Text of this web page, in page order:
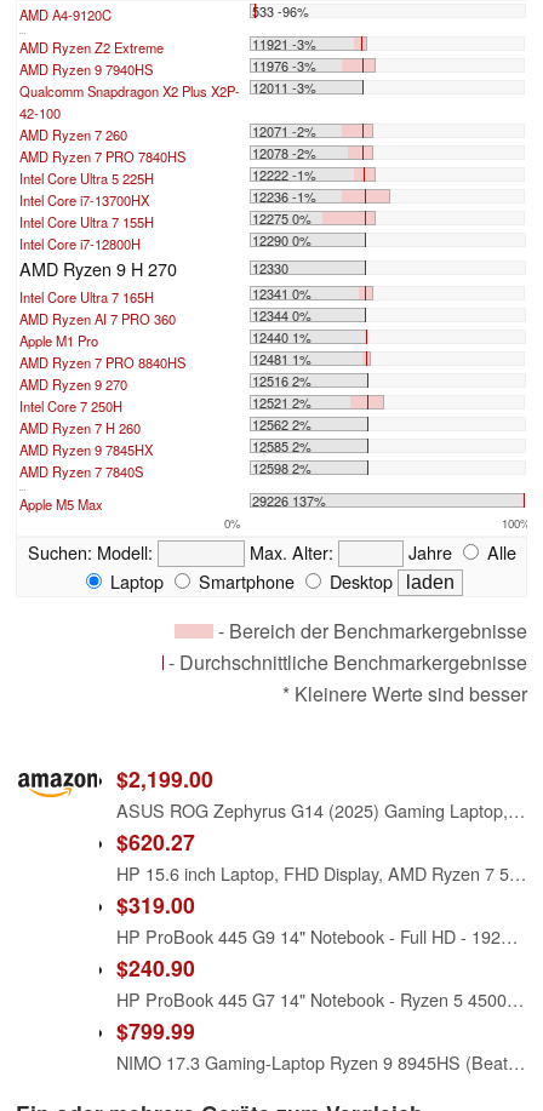
AMD A4-9120C 533 -96%
...
AMD Ryzen Z2 Extreme
11921 -3%
AMD Ryzen 9 7940HS
11976 -3%
Qualcomm Snapdragon X2 Plus X2P-
42-100
12011 -3%
AMD Ryzen 7 260
12071 -2%
AMD Ryzen 7 PRO 7840HS
12078 -2%
Intel Core Ultra 5 225H
12222 -1%
Intel Core i7-13700HX
12236 -1%
Intel Core Ultra 7 155H
12275 0%
Intel Core i7-12800H
12290 0%
AMD Ryzen 9 H 270
12330
Intel Core Ultra 7 165H
12341 0%
AMD Ryzen AI 7 PRO 360
12344 0%
Apple M1 Pro
12440 1%
AMD Ryzen 7 PRO 8840HS
12481 1%
AMD Ryzen 9 270
12516 2%
Intel Core 7 250H
12521 2%
AMD Ryzen 7 H 260
12562 2%
AMD Ryzen 9 7845HX
12585 2%
AMD Ryzen 7 7840S
12598 2%
...
Apple M5 Max 29226 137%
0% 100%
Suchen: Modell: Max. Alter: Jahre
Alle
Laptop
Smartphone Desktop
- Bereich der Benchmarkergebnisse
- Durchschnittliche Benchmarkergebnisse
* Kleinere Werte sind besser
$2,199.00
ASUS ROG Zephyrus G14 (2025) Gaming Laptop, 14" ROG Nebula OLED 3K, RTX 5070, AMD Ryzen 9 270, 32GB RAM, 1TB SSD, Win 11 H, Eclipse Gray, GA403UP-CS96
$620.27
HP 15.6 inch Laptop, FHD Display, AMD Ryzen 7 5825U, 8 GB RAM, 512 GB SSD, AMD Radeon Graphics, Windows 11 Home, Natural Silver, 15-fc0502nr
$319.00
HP ProBook 445 G9 14" Notebook - Full HD - 1920 x 1080 - AMD Ryzen 5 5625U Hexa-core (6 Core) - 16 GB Total RAM - 256 GB SSD - Silver (Renewed)
$240.90
HP ProBook 445 G7 14" Notebook - Ryzen 5 4500U - 8 GB RAM - 256 GB SSD - AMD Radeon Graphics - English Keyboard
$799.99
NIMO 17.3 Gaming-Laptop Ryzen 9 8945HS (Beat i9-13900H, Up to 5.2GHz) 16GB RAM, 512GB SSD, Radeon 780M, PD 100W Type-C AI-Enhanced for Copilot VR Ready, Backlit Keyboard, Fingerprint